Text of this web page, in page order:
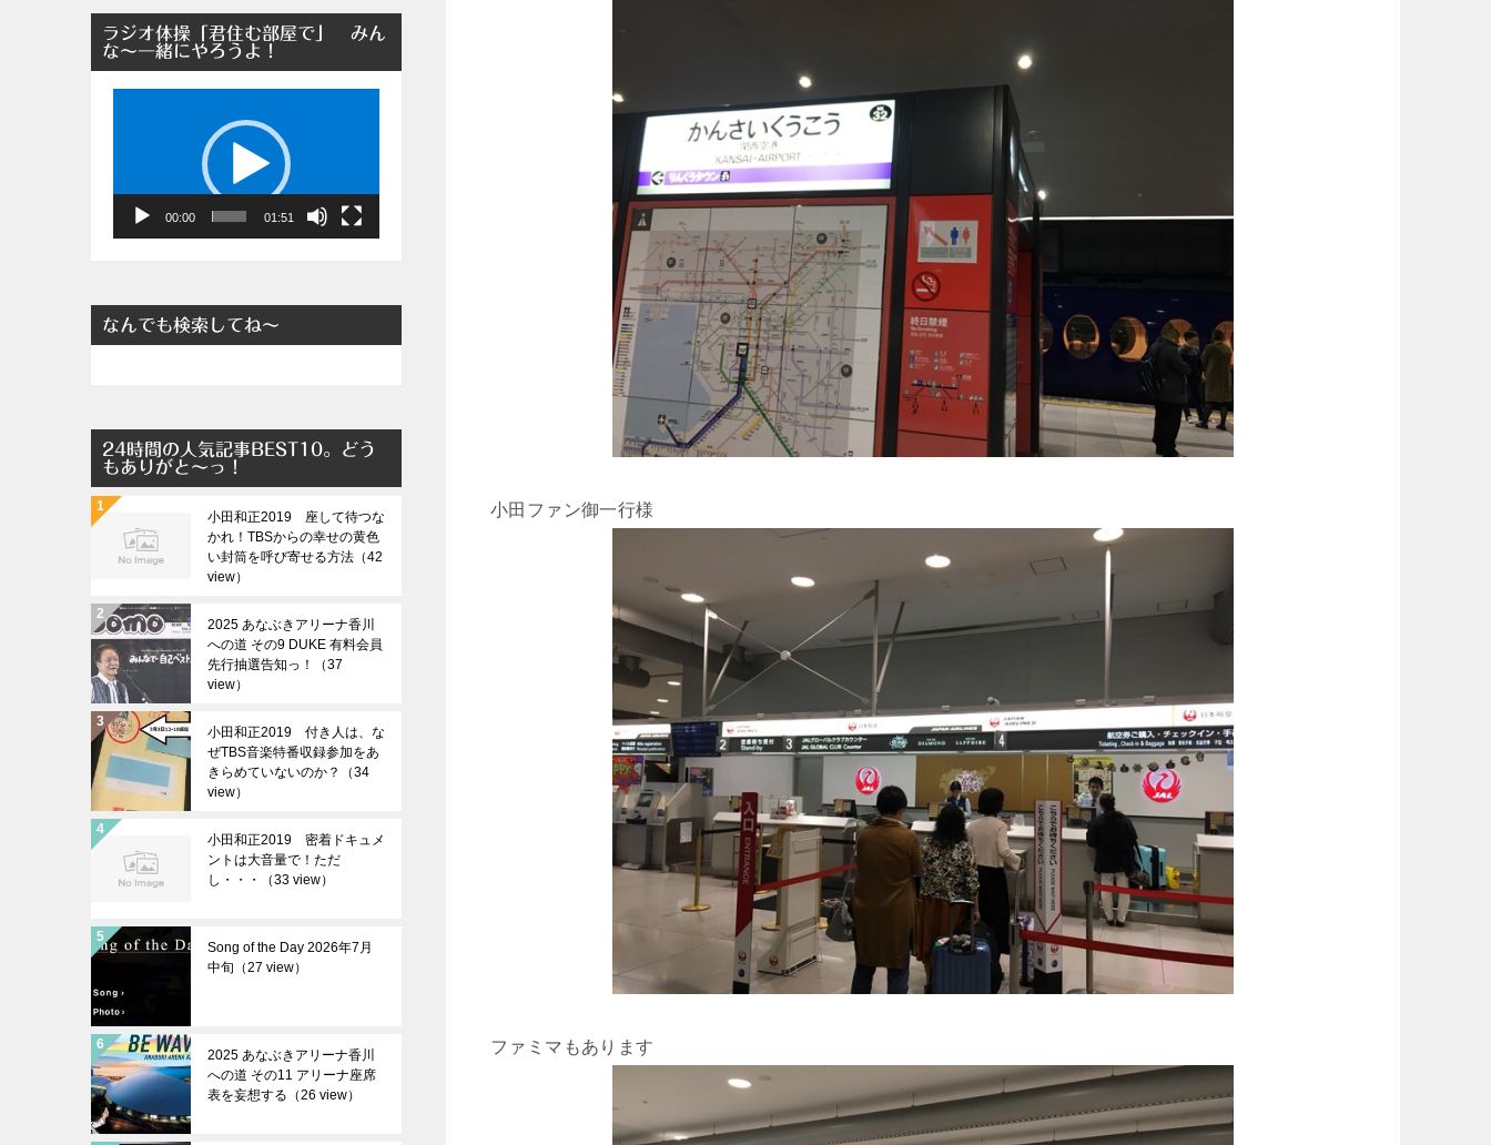
小田ファン御一行様
ファミマもあります
ラジオ体操「君住む部屋で」 みん
な～一緒にやろうよ！
ヤ
00:00 01:51
なんでも検索してね～
24時間の人気記事BEST10。どう
もありがと～っ！
小田和正2019 座して待つな
かれ！TBSからの幸せの黄色
い封筒を呼び寄せる方法（42
view）
2025 あなぶきアリーナ香川
への道 その9 DUKE 有料会員
先行抽選告知っ！（37
view）
小田和正2019 付き人は、な
ぜTBS音楽特番収録参加をあ
きらめていないのか？（34
view）
小田和正2019 密着ドキュメ
ントは大音量で！ただ
し・・・（33 view）
Song of the Day 2026年7月
中旬（27 view）
2025 あなぶきアリーナ香川
への道 その11 アリーナ座席
表を妄想する（26 view）